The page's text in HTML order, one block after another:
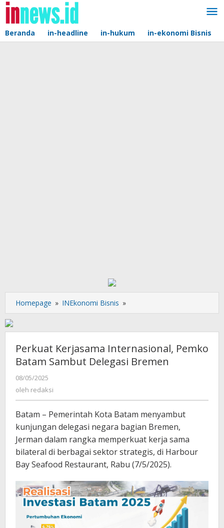
Lewati
konten
Beranda in-headline in-hukum in-ekonomi Bisnis
Homepage » INEkonomi Bisnis »
Kerjasama
Pemko
Batam
Sambut
Delegasi
Perkuat Kerjasama Internasional, Pemko
Batam Sambut Delegasi Bremen
08/05/2025
redaksi
oleh redaksi
Batam – Pemerintah Kota Batam menyambut
kunjungan delegasi negara bagian Bremen,
Jerman dalam rangka memperkuat kerja sama
bilateral di berbagai sektor strategis, di Harbour
Bay Seafood Restaurant, Rabu (7/5/2025).